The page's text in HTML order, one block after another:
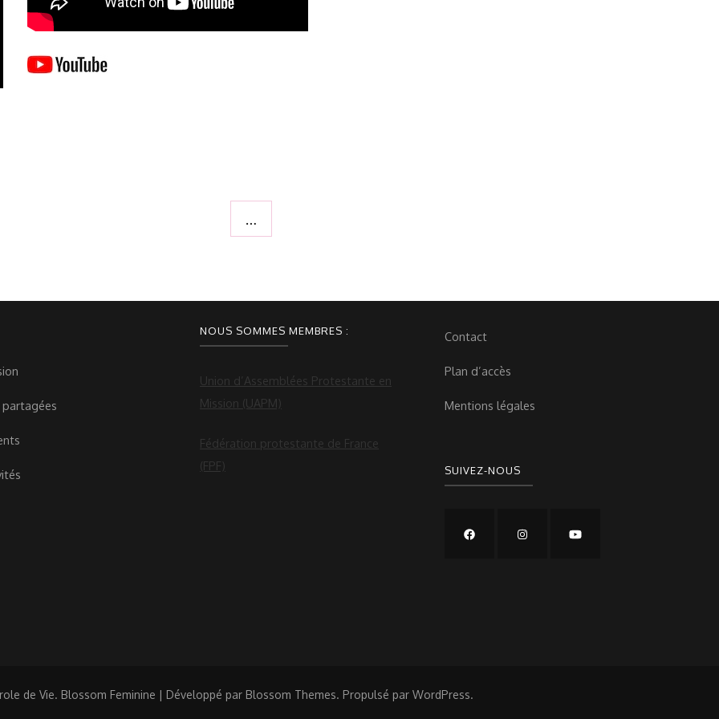
…
partagées
NOUS SOMMES MEMBRES :
Union d’Assemblées Protestante en
Mission (UAPM)
Fédération protestante de France
(FPF)
Contact
Plan d’accès
Mentions légales
SUIVEZ-NOUS
de Vie. Blossom Feminine | Développé par Blossom Themes. Propulsé par WordPress.